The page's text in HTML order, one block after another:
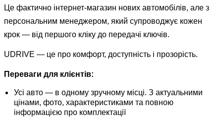
Це фактично інтернет-магазин нових автомобілів, але з
персональним менеджером, який супроводжує кожен
крок — від першого кліку до передачі ключів.
UDRIVE — це про комфорт, доступність і прозорість.
Переваги для клієнтів:
Усі авто — в одному зручному місці. З актуальними
цінами, фото, характеристиками та повною
інформацією про комплектації